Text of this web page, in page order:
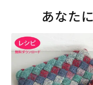
あなた